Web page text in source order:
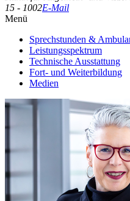
15 - 1002E-Mail
Menü
Sprechstunden &
Leistungsspektrum
Technische Ausstattung
Fort- und Weiterbildung
Medien